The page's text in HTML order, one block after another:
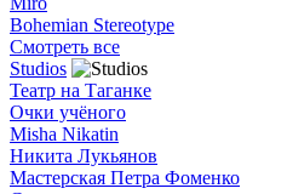
Bohemian Stereotype
Смотреть все
Studios
Театр на Таганке
Очки учёного
Misha Nikatin
Никита Лукьянов
Мастерская Петра Фоменко